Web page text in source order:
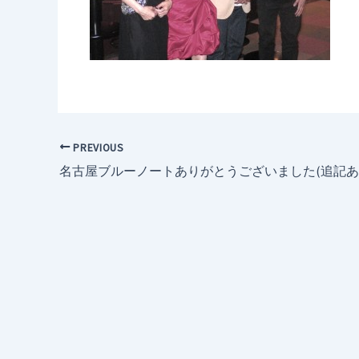
PREVIOUS
名古屋ブルーノートありがとうございました(追記